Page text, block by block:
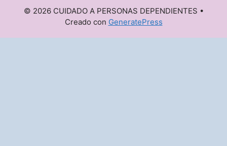
© 2026 CUIDADO A PERSONAS DEPENDIENTES •
Creado con GeneratePress